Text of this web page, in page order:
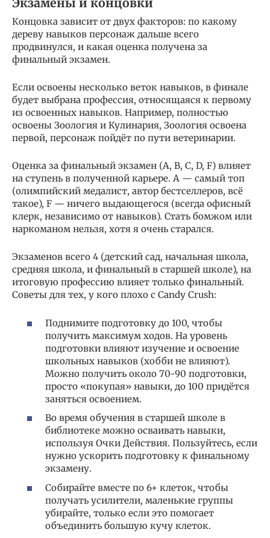
Концовка зависит от двух факторов: по какому
дереву навыков персонаж дальше всего
продвинулся, и какая оценка получена за
финальный экзамен.
Если освоены несколько веток навыков, в финале
будет выбрана профессия, относящаяся к первому
из освоенных навыков. Например, полностью
освоены Зоология и Кулинария, Зоология освоена
первой, персонаж пойдёт по пути ветеринарии.
Оценка за финальный экзамен (A, B, C, D, F) влияет
на ступень в полученной карьере. А — самый топ
(олимпийский медалист, автор бестселлеров, всё
такое), F — ничего выдающегося (всегда офисный
клерк, независимо от навыков). Стать бомжом или
наркоманом нельзя, хотя я очень старался.
Экзаменов всего 4 (детский сад, начальная школа,
средняя школа, и финальный в старшей школе), на
итоговую профессию влияет только финальный.
Советы для тех, у кого плохо с Candy Crush:
Поднимите подготовку до 100, чтобы
получить максимум ходов. На уровень
подготовки влияют изучение и освоение
школьных навыков (хобби не влияют).
Можно получить около 70-90 подготовки,
просто «покупая» навыки, до 100 придётся
заняться освоением.
Во время обучения в старшей школе в
библиотеке можно осваивать навыки,
используя Очки Действия. Пользуйтесь, если
нужно ускорить подготовку к финальному
экзамену.
Собирайте вместе по 6+ клеток, чтобы
получать усилители, маленькие группы
убирайте, только если это помогает
объединить большую кучу клеток.